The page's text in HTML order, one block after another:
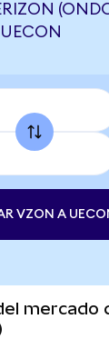
VZON A
mercado